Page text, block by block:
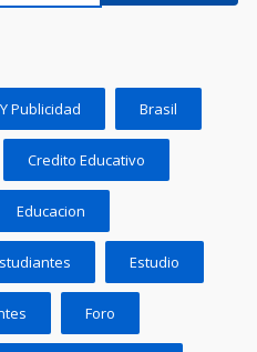
Publicidad Brasil
Credito Educativo
Educacion
Estudio
Foro